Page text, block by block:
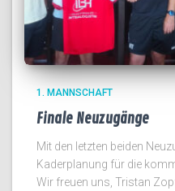
1. MANNSCHAFT
Finale Neuzugänge
Mit den letzten beiden
Kaderplanung für die
Wir freuen uns, Tristan